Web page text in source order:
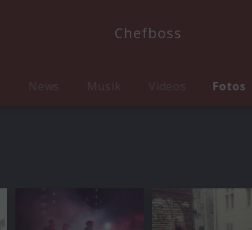
Chefboss
News Musik Videos Fotos